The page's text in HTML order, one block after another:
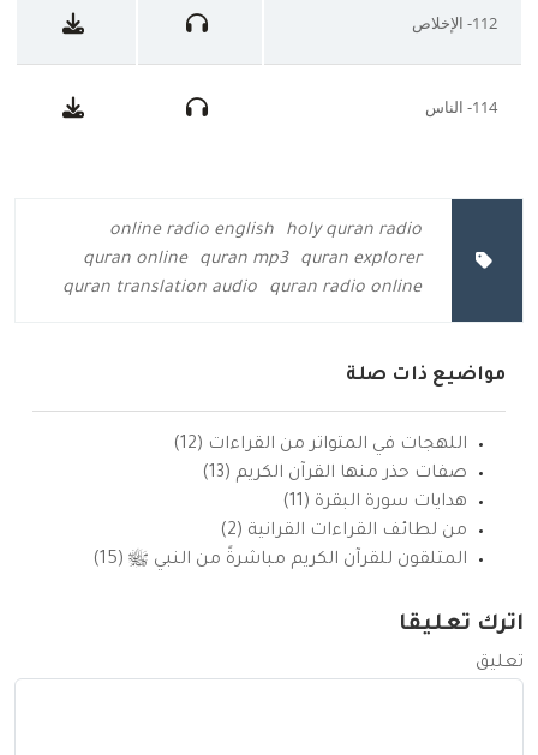
112- الإخلاص
114- الناس
holy quran radio
online radio english
quran explorer
quran mp3
quran online
quran radio online
quran translation audio
مواضيع ذات صلة
اللهجات في المتواتر من القراءات (12)
صفات حذر منها القرآن الكريم (13)
هدايات سورة البقرة (11)
من لطائف القراءات القرانية (2)
المتلقون للقرآن الكريم مباشرةً من النبي ﷺ (15)
اترك تعليقا
تعليق